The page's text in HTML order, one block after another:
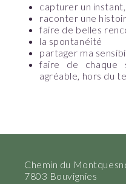
capturer un
raconter une
faire de belles
la spontanéité
partager ma
faire de chaque
agréable, hors du
Chemin du
7803 Bouvignies